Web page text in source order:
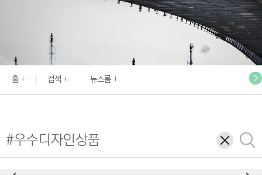
E
N
N
E
홈 검색 뉴스룸
삭
제
검
색